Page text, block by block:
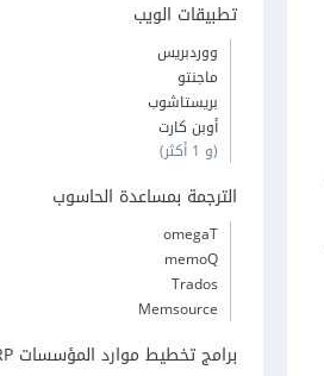
تطبيقات الويب
ووردبريس
ماجنتو
بريستاشوب
أوبن كارت
(و 1 أكثر)
الترجمة بمساعدة الحاسوب
omegaT
memoQ
Trados
Memsource
برامج تخطيط موارد المؤسسات ERP